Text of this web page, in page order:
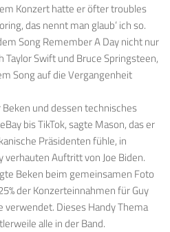
Konzert hatte er öfter troubles
das nennt man glaub’ ich so.
Song Remember A Day nicht nur
Taylor Swift und Bruce Springsteen,
Song auf die Vergangenheit
und dessen technisches
bis TikTok, sagte Mason, das er
Präsidenten fühle, in
Auftritt von Joe Biden.
Beken beim gemeinsamen Foto
der Konzerteinnahmen für Guy
Dieses Handy Thema
alle in der Band.